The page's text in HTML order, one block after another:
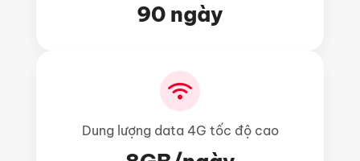
90 ngày
Dung lượng data 4G tốc độ cao